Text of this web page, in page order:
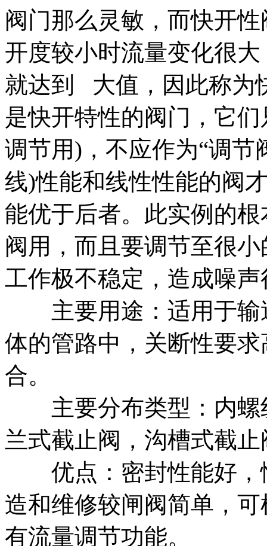
阀门那么灵敏，而快开
开度较小时流量变化很
就达到 大值，因此称为
是快开特性的阀门，它
调节用)，不应作为“调节
线)性能和线性性能的阀
能优于后者。此实例的
阀用，而且要调节至很
工作极不稳定，造成噪声
主要用途：适用于输
体的管路中，关断性要
合。
主要分布类型：内螺
兰式截止阀，沟槽式截止
优点：密封性能好，
造和维修较闸阀简单，
有流量调节功能。